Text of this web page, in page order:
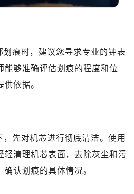
划痕时，建议您寻求专业的钟表
能够准确评估划痕的程度和位
依据。
先对机芯进行彻底清洁。使用
轻清理机芯表面，去除灰尘和污
认划痕的具体情况。